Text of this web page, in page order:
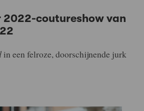
coutureshow van
in een felroze, doorschijnende jurk